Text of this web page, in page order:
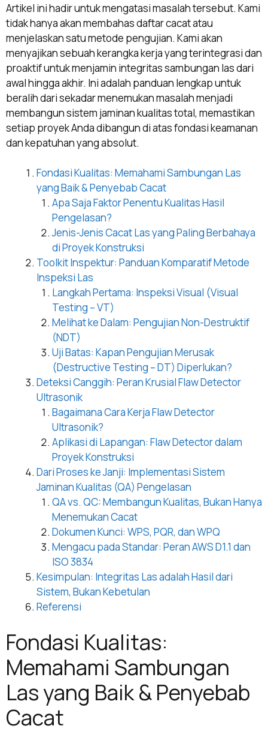
Artikel ini hadir untuk mengatasi masalah tersebut. Kami
tidak hanya akan membahas daftar cacat atau
menjelaskan satu metode pengujian. Kami akan
menyajikan sebuah kerangka kerja yang terintegrasi dan
proaktif untuk menjamin integritas sambungan las dari
awal hingga akhir. Ini adalah panduan lengkap untuk
beralih dari sekadar menemukan masalah menjadi
membangun sistem jaminan kualitas total, memastikan
setiap proyek Anda dibangun di atas fondasi keamanan
dan kepatuhan yang absolut.
Fondasi Kualitas: Memahami Sambungan Las
yang Baik & Penyebab Cacat
Apa Saja Faktor Penentu Kualitas Hasil
Pengelasan?
Jenis-Jenis Cacat Las yang Paling Berbahaya
di Proyek Konstruksi
Toolkit Inspektur: Panduan Komparatif Metode
Inspeksi Las
Langkah Pertama: Inspeksi Visual (Visual
Testing – VT)
Melihat ke Dalam: Pengujian Non-Destruktif
(NDT)
Uji Batas: Kapan Pengujian Merusak
(Destructive Testing – DT) Diperlukan?
Deteksi Canggih: Peran Krusial Flaw Detector
Ultrasonik
Bagaimana Cara Kerja Flaw Detector
Ultrasonik?
Aplikasi di Lapangan: Flaw Detector dalam
Proyek Konstruksi
Dari Proses ke Janji: Implementasi Sistem
Jaminan Kualitas (QA) Pengelasan
QA vs. QC: Membangun Kualitas, Bukan Hanya
Menemukan Cacat
Dokumen Kunci: WPS, PQR, dan WPQ
Mengacu pada Standar: Peran AWS D1.1 dan
ISO 3834
Kesimpulan: Integritas Las adalah Hasil dari
Sistem, Bukan Kebetulan
Referensi
Fondasi Kualitas:
Memahami Sambungan
Las yang Baik & Penyebab
Cacat